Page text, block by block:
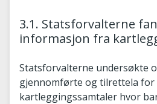
3.1. Statsforvalterne
informasjon fra
Statsforvalterne undersøkte
gjennomførte og tilrettela for
kartleggingssamtaler hvor